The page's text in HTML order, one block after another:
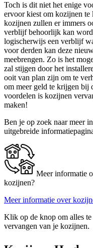
Toch is dit niet het enige
ervoor kiest om kozijnen
kozijnen zullen er immers
verblijf behoorlijk kan
logischerwijs een verblijf
voor derden kan deze
meebrengen. Zo is het
zal stijgen door het
ooit van plan zijn om te
om meer geld te krijgen bij
voordelen is kozijnen
maken!
Ben je op zoek naar meer
uitgebreide
Meer informatie
kozijnen?
Meer informatie over
Klik op de knop om alles
vervangen van je kozijnen.